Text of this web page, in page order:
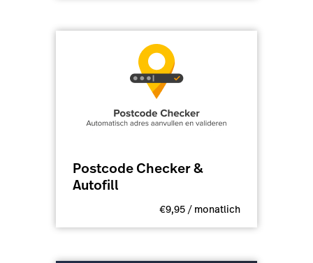
Postcode Checker &
Autofill
€9,95 / monatlich